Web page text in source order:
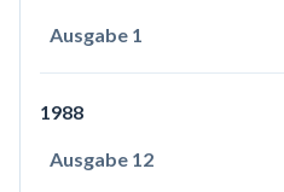
Ausgabe 1
1988
Ausgabe 12